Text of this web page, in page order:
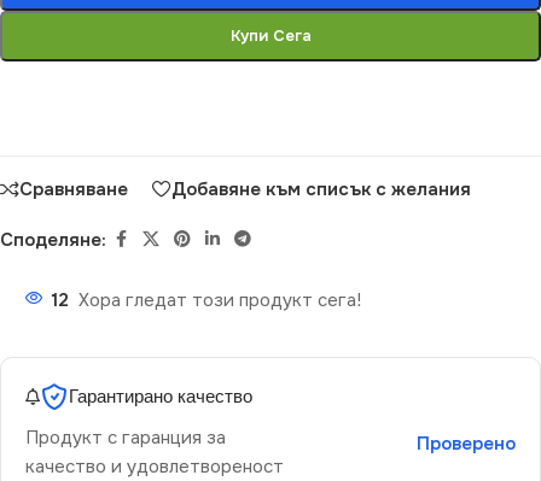
Купи Сега
Сравняване Добавяне към списък с желания
Споделяне:
12 Хора гледат този продукт сега!
Гарантирано качество
Продукт с гаранция за
качество и удовлетвореност
Проверено